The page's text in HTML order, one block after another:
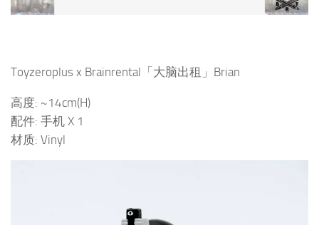
Toyzeroplus x Brainrental「大脑出租」Brian
高度: ~14cm(H)
配件: 手机 X 1
材质: Vinyl